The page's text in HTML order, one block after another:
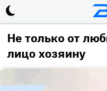
Не только от
лицо хозяину